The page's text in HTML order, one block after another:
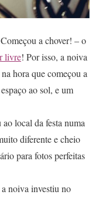
a chover! – o
livre! Por isso, a noiva
hora que começou a
ao sol, e um
local da festa numa
diferente e cheio
para fotos perfeitas
noiva investiu no